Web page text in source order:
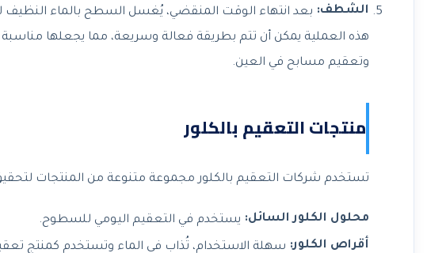
الشطف: بعد انتهاء الوقت المنقضي، يُغسل السطح بالماء النظيف
هذه العملية يمكن أن تتم بطريقة فعالة وسريعة، مما يجعلها
وتعقيم مسابح في العين.
منتجات التعقيم بالكلور
تستخدم شركات التعقيم بالكلور مجموعة متنوعة من المنتجات
محلول الكلور السائل: يستخدم في التعقيم اليومي للسطوح.
أقراص الكلور: سهلة الاستخدام، تُذاب في الماء وتستخدم كمنتج